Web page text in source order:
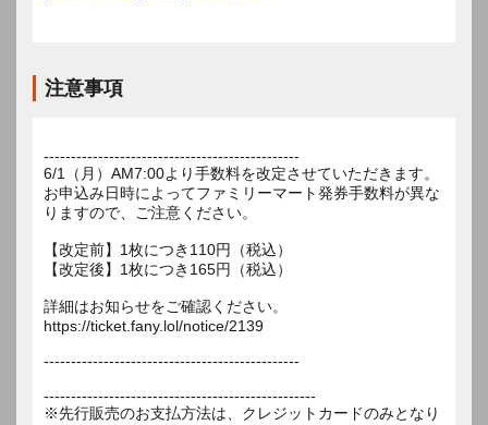
注意事項
-----------------------------------------------
6/1（月）AM7:00より手数料を改定させていただきます。
お申込み日時によってファミリーマート発券手数料が異な
りますので、ご注意ください。
【改定前】1枚につき110円（税込）
【改定後】1枚につき165円（税込）
詳細はお知らせをご確認ください。
https://ticket.fany.lol/notice/2139
-----------------------------------------------
--------------------------------------------------
※先行販売のお支払方法は、クレジットカードのみとなり